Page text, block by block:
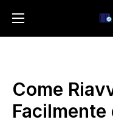
Come
Facilmente